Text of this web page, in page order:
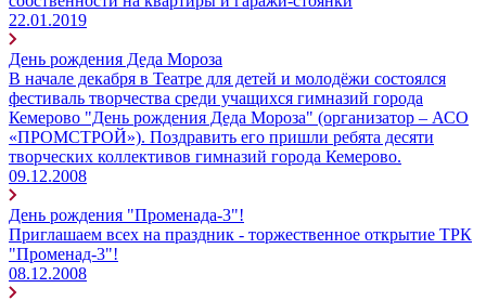
22.01.2019
День рождения Деда Мороза
В начале декабря в Театре для детей и молодёжи состоялся
фестиваль творчества среди учащихся гимназий города
Кемерово "День рождения Деда Мороза" (организатор – АСО
«ПРОМСТРОЙ»). Поздравить его пришли ребята десяти
творческих коллективов гимназий города Кемерово.
09.12.2008
День рождения "Променада-3"!
Приглашаем всех на праздник - торжественное открытие ТРК
"Променад-3"!
08.12.2008